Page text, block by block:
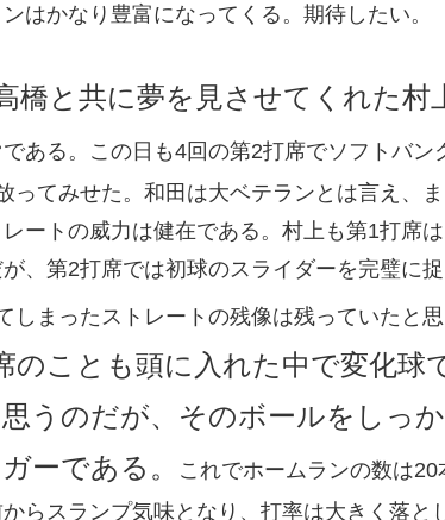
はかなり豊富になってくる。期待したい。
橋と共に夢を見させてくれた村
である。この日も4回の第2打席でソフトバ
ってみせた。和田は大ベテランとは言え、
ートの威力は健在である。村上も第1打席
、第2打席では初球のスライダーを完璧に
しまったストレートの残像は残っていたと思
のことも頭に入れた中で変化球
うのだが、そのボールをしっ
ーである。
これでホームランの数は
らスランプ気味となり、打率は大きく落と